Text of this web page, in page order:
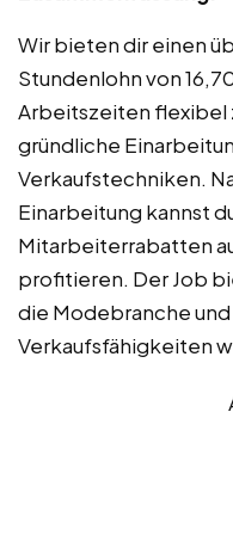
Wir bieten dir einen
Stundenlohn von
Arbeitszeiten flexibel
gründliche
Verkaufstechniken.
Einarbeitung kannst
Mitarbeiterrabatten
profitieren. Der Job
die Modebranche
Verkaufsfähigkeiten